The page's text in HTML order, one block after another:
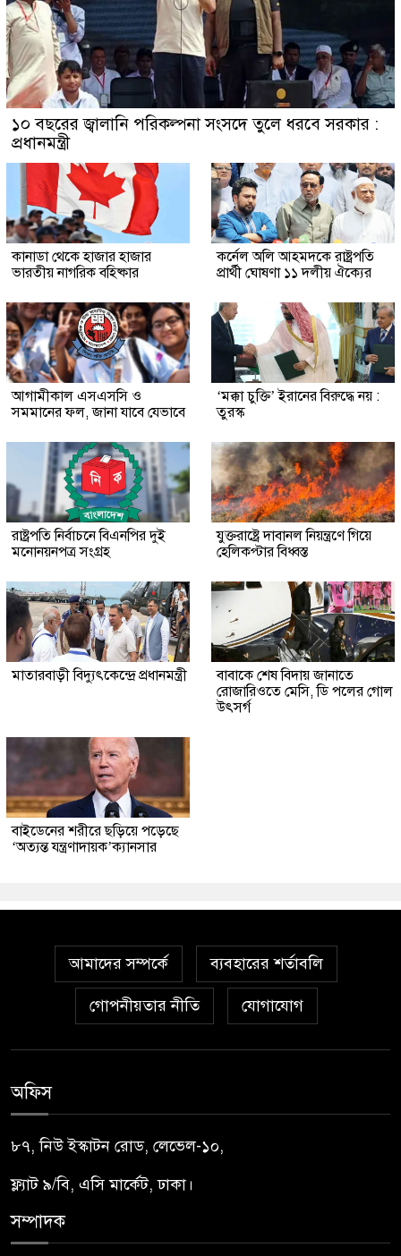
১০ বছরের জ্বালানি পরিকল্পনা সংসদে তুলে ধরবে সরকার :
প্রধানমন্ত্রী
কানাডা থেকে হাজার হাজার
ভারতীয় নাগরিক বহিষ্কার
কর্নেল অলি আহমদকে রাষ্ট্রপতি
প্রার্থী ঘোষণা ১১ দলীয় ঐক্যের
আগামীকাল এসএসসি ও
সমমানের ফল, জানা যাবে যেভাবে
‘মক্কা চুক্তি’ ইরানের বিরুদ্ধে নয় :
তুরস্ক
রাষ্ট্রপতি নির্বাচনে বিএনপির দুই
মনোনয়নপত্র সংগ্রহ
যুক্তরাষ্ট্রে দাবানল নিয়ন্ত্রণে গিয়ে
হেলিকপ্টার বিধ্বস্ত
মাতারবাড়ী বিদ্যুৎকেন্দ্রে প্রধানমন্ত্রী
বাবাকে শেষ বিদায় জানাতে
রোজারিওতে মেসি, ডি পলের গোল
উৎসর্গ
বাইডেনের শরীরে ছড়িয়ে পড়েছে
‘অত্যন্ত যন্ত্রণাদায়ক’ক্যানসার
আমাদের সম্পর্কে ব্যবহারের শর্তাবলি
গোপনীয়তার নীতি যোগাযোগ
অফিস
৮৭, নিউ ইস্কাটন রোড, লেভেল-১০,
ফ্ল্যাট ৯/বি, এসি মার্কেট, ঢাকা।
সম্পাদক